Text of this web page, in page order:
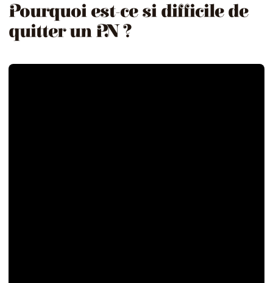
Pourquoi est-ce si difficile de
quitter un PN ?